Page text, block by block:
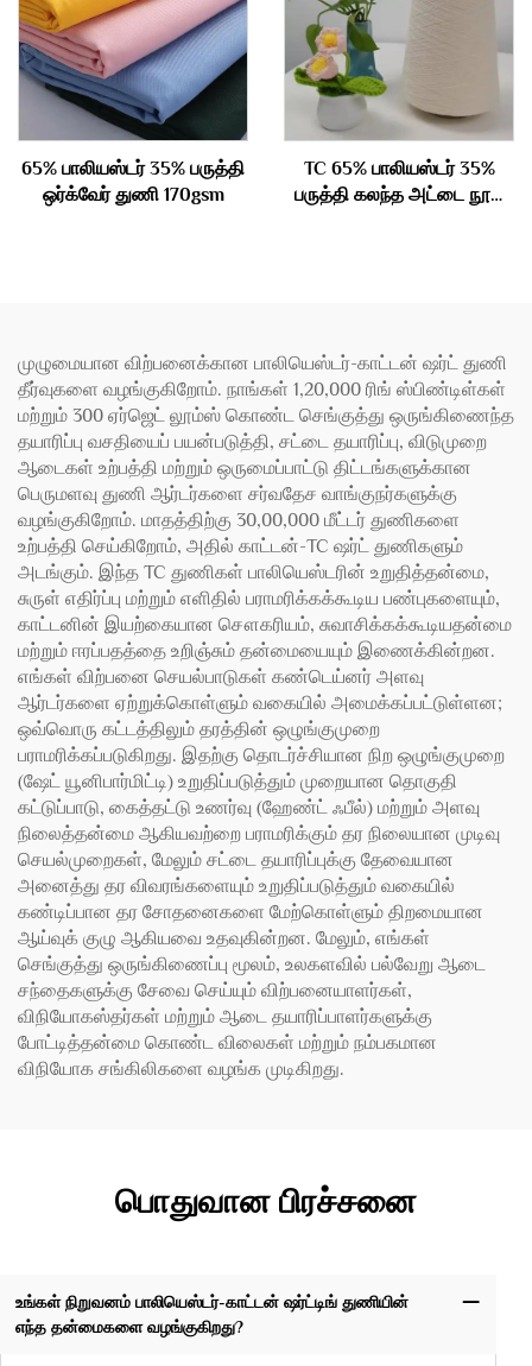
65% பாலியஸ்டர் 35% பருத்தி
ஒர்க்வேர் துணி 170gsm
TC 65% பாலியஸ்டர் 35%
பருத்தி கலந்த அட்டை நூல்
முழுமையான விற்பனைக்கான பாலியெஸ்டர்-காட்டன் ஷர்ட் துணி
தீர்வுகளை வழங்குகிறோம். நாங்கள் 1,20,000 ரிங் ஸ்பிண்டிள்கள்
மற்றும் 300 ஏர்ஜெட் லூம்ஸ் கொண்ட செங்குத்து ஒருங்கிணைந்த
தயாரிப்பு வசதியைப் பயன்படுத்தி, சட்டை தயாரிப்பு, விடுமுறை
ஆடைகள் உற்பத்தி மற்றும் ஒருமைப்பாட்டு திட்டங்களுக்கான
பெருமளவு துணி ஆர்டர்களை சர்வதேச வாங்குநர்களுக்கு
வழங்குகிறோம். மாதத்திற்கு 30,00,000 மீட்டர் துணிகளை
உற்பத்தி செய்கிறோம், அதில் காட்டன்-TC ஷர்ட் துணிகளும்
அடங்கும். இந்த TC துணிகள் பாலியெஸ்டரின் உறுதித்தன்மை,
சுருள் எதிர்ப்பு மற்றும் எளிதில் பராமரிக்கக்கூடிய பண்புகளையும்,
காட்டனின் இயற்கையான சௌகரியம், சுவாசிக்கக்கூடியதன்மை
மற்றும் ஈரப்பதத்தை உறிஞ்சும் தன்மையையும் இணைக்கின்றன.
எங்கள் விற்பனை செயல்பாடுகள் கண்டெய்னர் அளவு
ஆர்டர்களை ஏற்றுக்கொள்ளும் வகையில் அமைக்கப்பட்டுள்ளன;
ஒவ்வொரு கட்டத்திலும் தரத்தின் ஒழுங்குமுறை
பராமரிக்கப்படுகிறது. இதற்கு தொடர்ச்சியான நிற ஒழுங்குமுறை
(ஷேட் யூனிபார்மிட்டி) உறுதிப்படுத்தும் முறையான தொகுதி
கட்டுப்பாடு, கைத்தட்டு உணர்வு (ஹேண்ட் ஃபீல்) மற்றும் அளவு
நிலைத்தன்மை ஆகியவற்றை பராமரிக்கும் தர நிலையான முடிவு
செயல்முறைகள், மேலும் சட்டை தயாரிப்புக்கு தேவையான
அனைத்து தர விவரங்களையும் உறுதிப்படுத்தும் வகையில்
கண்டிப்பான தர சோதனைகளை மேற்கொள்ளும் திறமையான
ஆய்வுக் குழு ஆகியவை உதவுகின்றன. மேலும், எங்கள்
செங்குத்து ஒருங்கிணைப்பு மூலம், உலகளவில் பல்வேறு ஆடை
சந்தைகளுக்கு சேவை செய்யும் விற்பனையாளர்கள்,
விநியோகஸ்தர்கள் மற்றும் ஆடை தயாரிப்பாளர்களுக்கு
போட்டித்தன்மை கொண்ட விலைகள் மற்றும் நம்பகமான
விநியோக சங்கிலிகளை வழங்க முடிகிறது.
பொதுவான பிரச்சனை
உங்கள் நிறுவனம் பாலியெஸ்டர்-காட்டன் ஷர்ட்டிங் துணியின்
எந்த தன்மைகளை வழங்குகிறது?